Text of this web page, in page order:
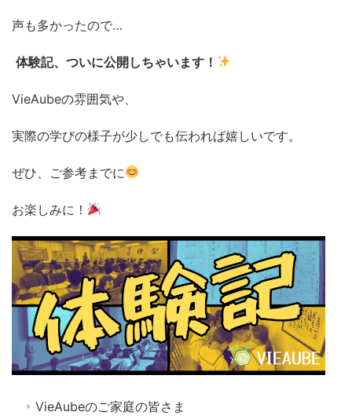
声も多かったので…
体験記、ついに公開しちゃいます！
VieAubeの雰囲気や、
実際の学びの様子が少しでも伝われば嬉しいです。
ぜひ、ご参考までに
お楽しみに！
VieAubeのご家庭の皆さま